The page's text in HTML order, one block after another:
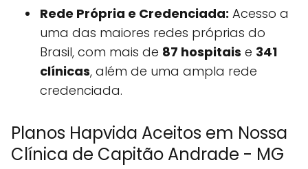
Rede Própria e Credenciada: Acesso a
uma das maiores redes próprias do
Brasil, com mais de 87 hospitais e 341
clínicas, além de uma ampla rede
credenciada.
Planos Hapvida Aceitos em Nossa
Clínica de Capitão Andrade - MG